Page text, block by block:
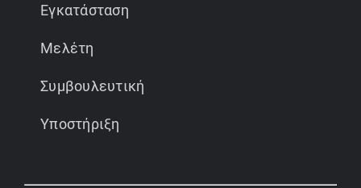
Εγκατάσταση
Μελέτη
Συμβουλευτική
Υποστήριξη